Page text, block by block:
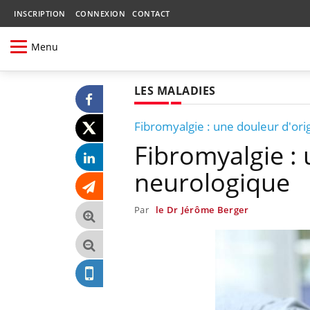
INSCRIPTION CONNEXION CONTACT
Menu
LES MALADIES
Fibromyalgie : une douleur
Fibromyalgie
neurologique
Par le Dr Jérôme Berger